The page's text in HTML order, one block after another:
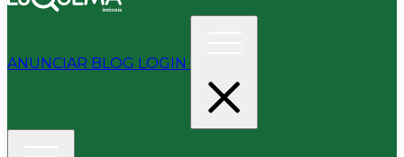
ANUNCIAR BLOG LOGIN